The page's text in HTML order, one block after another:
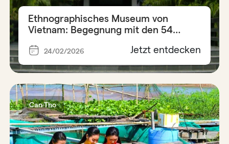
Ethnographisches Museum von
Vietnam: Begegnung mit den 54
24/02/2026 Jetzt entdecken
Can Tho